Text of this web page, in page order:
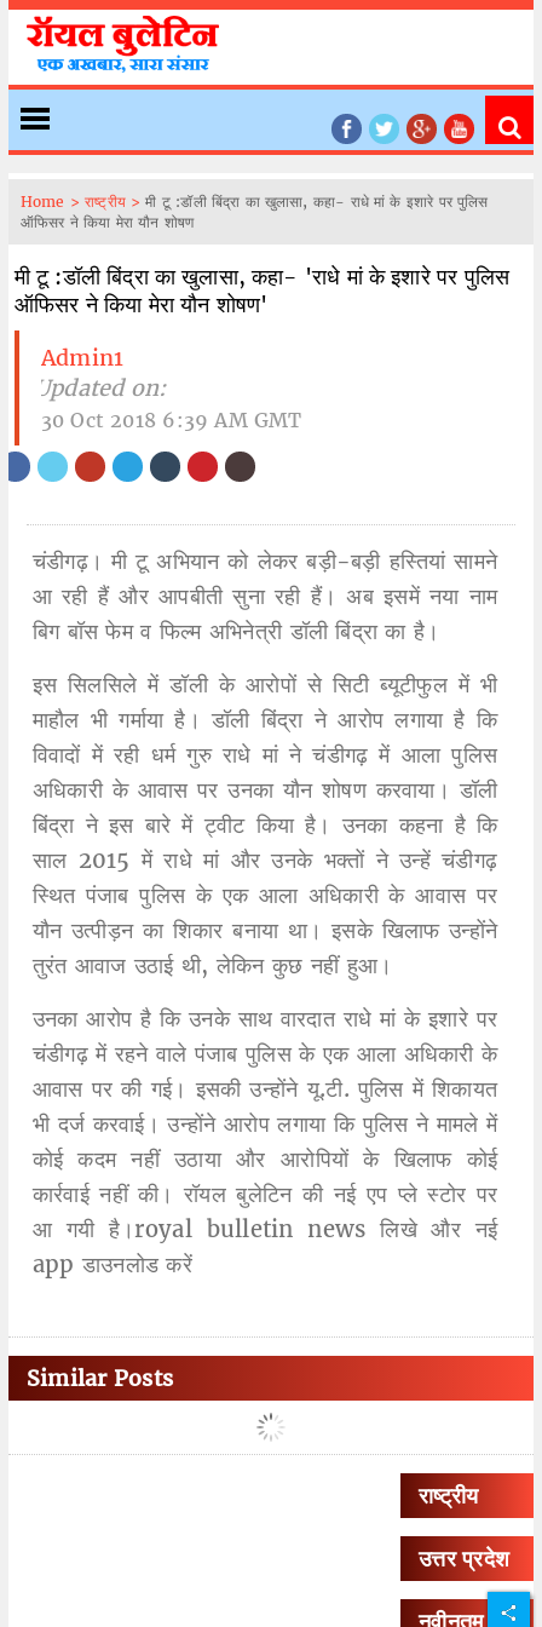
Home > राष्ट्रीय >मी टू :डॉली बिंद्रा का खुलासा, कहा- राधे मां के इशारे पर पुलिस
ऑफिसर ने किया मेरा यौन शोषण
मी टू :डॉली बिंद्रा का खुलासा, कहा- 'राधे मां के इशारे पर पुलिस
ऑफिसर ने किया मेरा यौन शोषण'
Admin1
| Updated on:
30 Oct 2018 6:39 AM GMT
चंडीगढ़। मी टू अभियान को लेकर बड़ी-बड़ी हस्तियां सामने
आ रही हैं और आपबीती सुना रही हैं। अब इसमें नया नाम
बिग बॉस फेम व फिल्म अभिनेत्री डॉली बिंद्रा का है।
इस सिलसिले में डॉली के आरोपों से सिटी ब्यूटीफुल में भी
माहौल भी गर्माया है। डॉली बिंद्रा ने आरोप लगाया है कि
विवादों में रही धर्म गुरु राधे मां ने चंडीगढ़ में आला पुलिस
अधिकारी के आवास पर उनका यौन शोषण करवाया। डॉली
बिंद्रा ने इस बारे में ट्वीट किया है। उनका कहना है कि
साल 2015 में राधे मां और उनके भक्तों ने उन्हें चंडीगढ़
स्थित पंजाब पुलिस के एक आला अधिकारी के आवास पर
यौन उत्पीड़न का शिकार बनाया था। इसके खिलाफ उन्होंने
तुरंत आवाज उठाई थी, लेकिन कुछ नहीं हुआ।
उनका आरोप है कि उनके साथ वारदात राधे मां के इशारे पर
चंडीगढ़ में रहने वाले पंजाब पुलिस के एक आला अधिकारी के
आवास पर की गई। इसकी उन्होंने यू.टी. पुलिस में शिकायत
भी दर्ज करवाई। उन्होंने आरोप लगाया कि पुलिस ने मामले में
कोई कदम नहीं उठाया और आरोपियों के खिलाफ कोई
कार्रवाई नहीं की। रॉयल बुलेटिन की नई एप प्ले स्टोर पर
आ गयी है।royal bulletin news लिखे और नई
app डाउनलोड करें
Similar Posts
राष्ट्रीय
उत्तर प्रदेश